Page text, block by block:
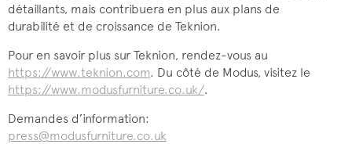
détaillants, mais contribuera en plus aux plans de
durabilité et de croissance de Teknion.
Pour en savoir plus sur Teknion, rendez-vous au
https://www.teknion.com. Du côté de Modus, visitez le
https://www.modusfurniture.co.uk/.
Demandes d’information:
press@modusfurniture.co.uk